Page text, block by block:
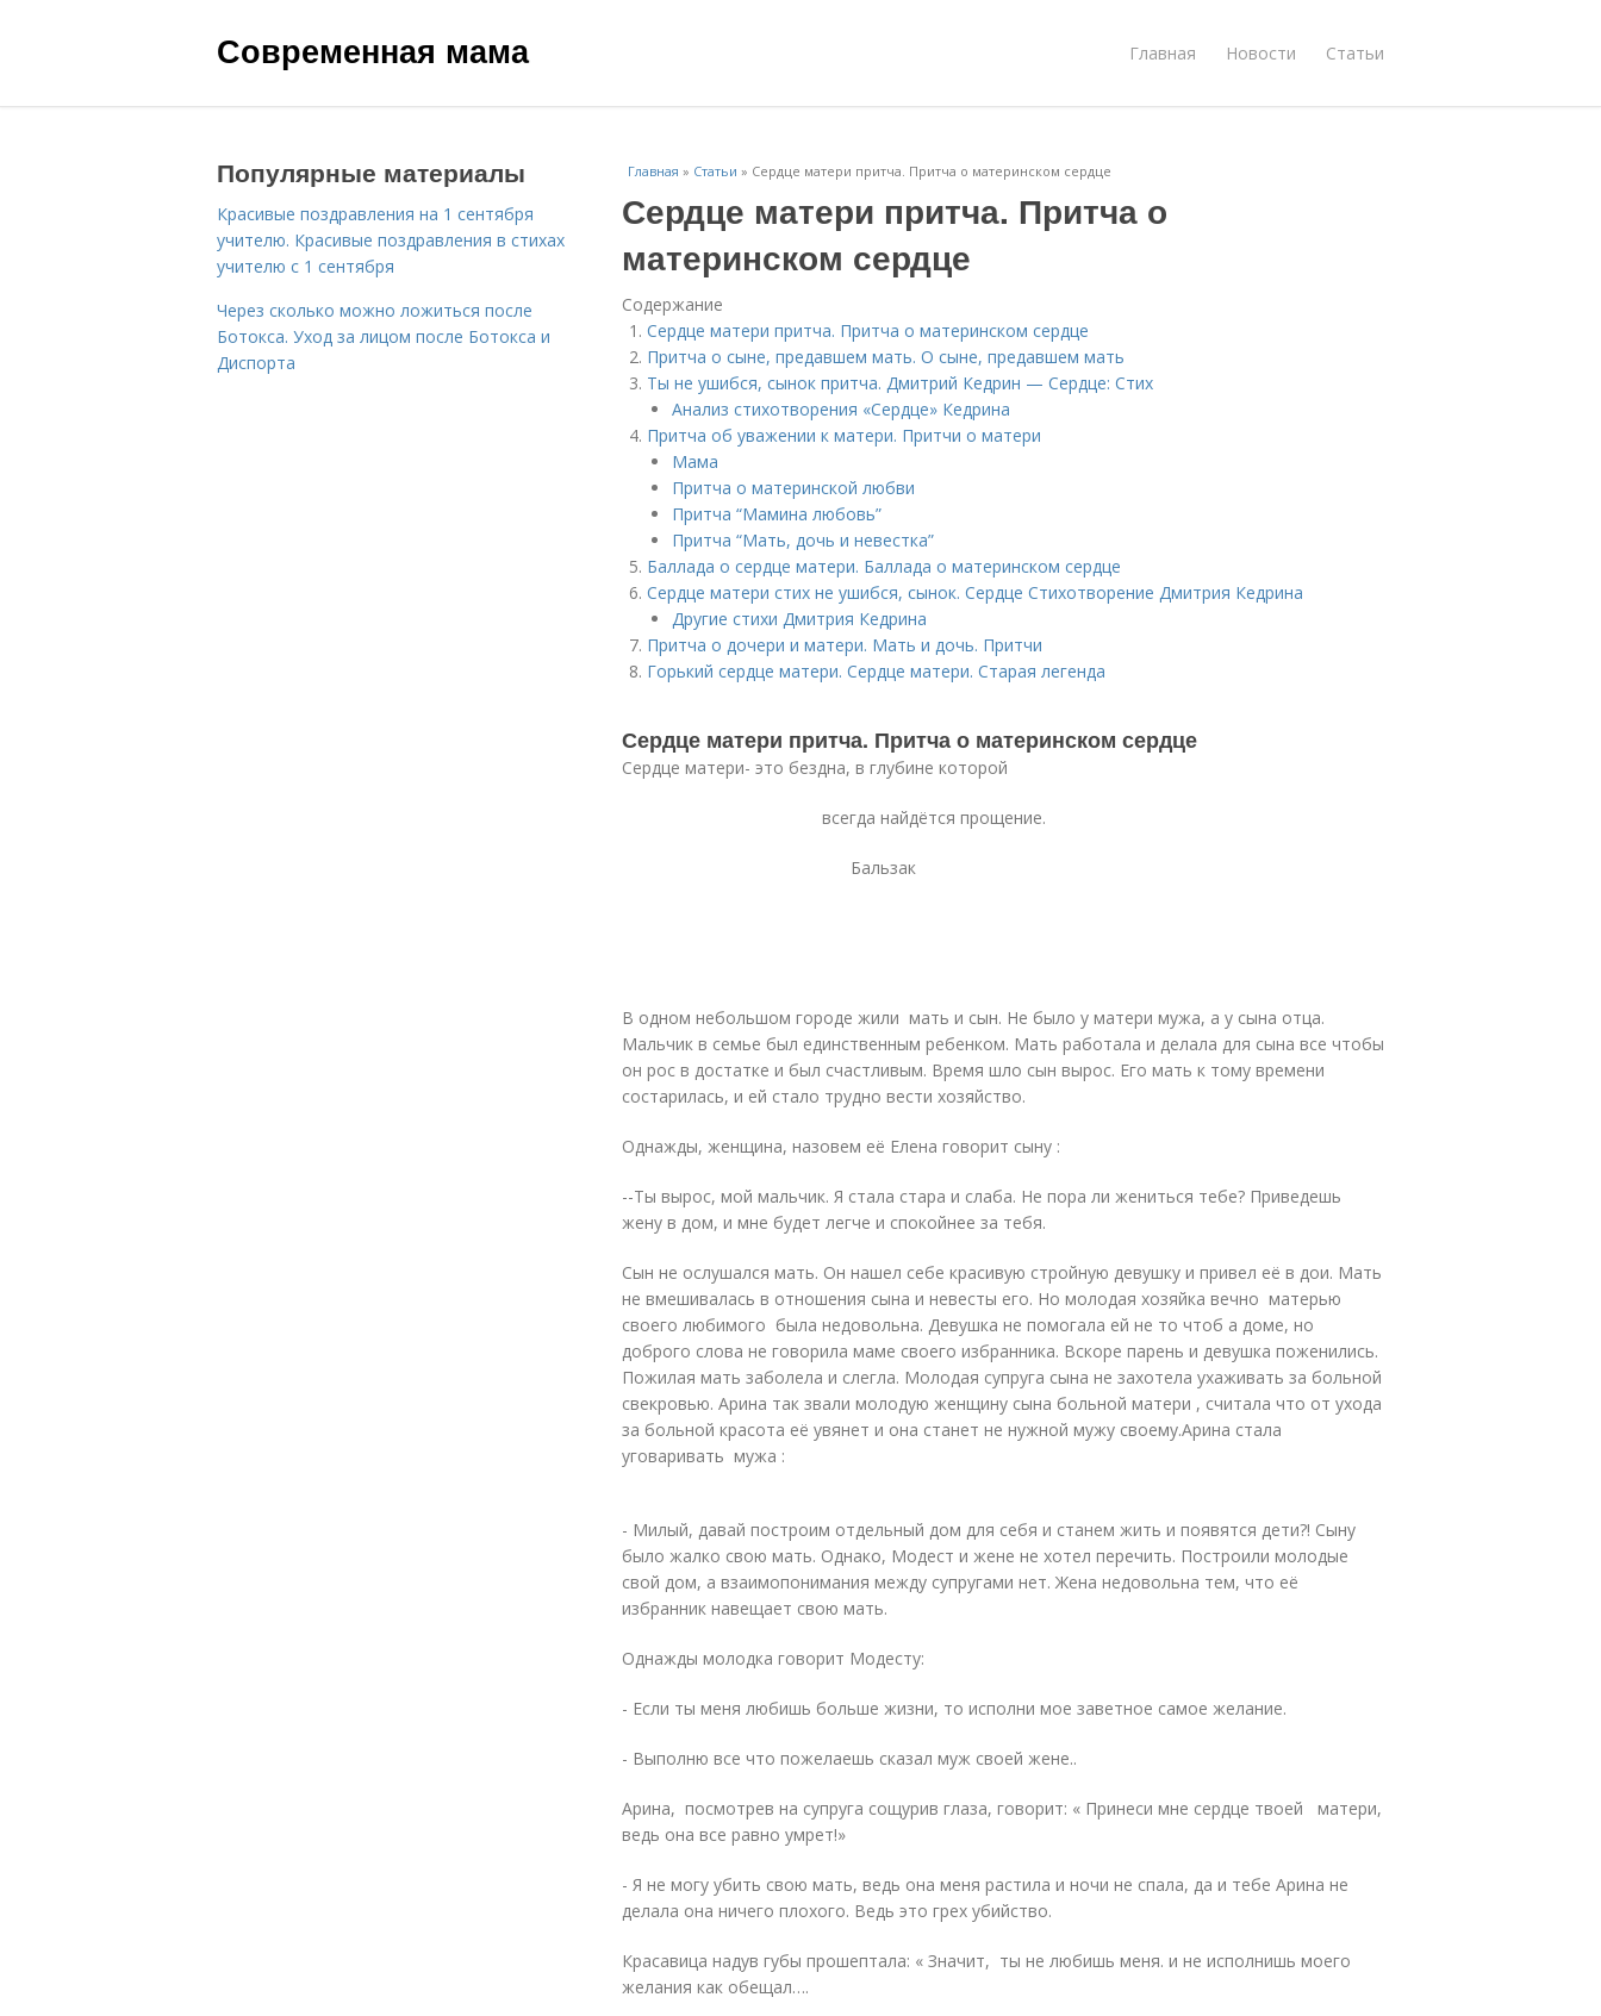
Современная мама Главная Новости Статьи
Главная » Статьи » Сердце матери притча. Притча о материнском сердце
Сердце матери притча. Притча о
материнском сердце
Содержание
Сердце матери притча. Притча о материнском сердце
Притча о сыне, предавшем мать. О сыне, предавшем мать
Ты не ушибся, сынок притча. Дмитрий Кедрин — Сердце: Стих
Анализ стихотворения «Сердце» Кедрина
Притча об уважении к матери. Притчи о матери
Мама
Притча о материнской любви
Притча “Мамина любовь”
Притча “Мать, дочь и невестка”
Баллада о сердце матери. Баллада о материнском сердце
Сердце матери стих не ушибся, сынок. Сердце Стихотворение Дмитрия Кедрина
Другие стихи Дмитрия Кедрина
Притча о дочери и матери. Мать и дочь. Притчи
Горький сердце матери. Сердце матери. Старая легенда
Сердце матери притча. Притча о материнском сердце
Сердце матери- это бездна, в глубине которой
всегда найдётся прощение.
Бальзак
В одном небольшом городе жили мать и сын. Не было у матери мужа, а у сына отца.
Мальчик в семье был единственным ребенком. Мать работала и делала для сына все чтобы
он рос в достатке и был счастливым. Время шло сын вырос. Его мать к тому времени
состарилась, и ей стало трудно вести хозяйство.
Однажды, женщина, назовем её Елена говорит сыну :
--Ты вырос, мой мальчик. Я стала стара и слаба. Не пора ли жениться тебе? Приведешь
жену в дом, и мне будет легче и спокойнее за тебя.
Сын не ослушался мать. Он нашел себе красивую стройную девушку и привел её в дои. Мать
не вмешивалась в отношения сына и невесты его. Но молодая хозяйка вечно матерью
своего любимого была недовольна. Девушка не помогала ей не то чтоб а доме, но
доброго слова не говорила маме своего избранника. Вскоре парень и девушка поженились.
Пожилая мать заболела и слегла. Молодая супруга сына не захотела ухаживать за больной
свекровью. Арина так звали молодую женщину сына больной матери , считала что от ухода
за больной красота её увянет и она станет не нужной мужу своему.Арина стала
уговаривать мужа :
- Милый, давай построим отдельный дом для себя и станем жить и появятся дети?! Сыну
было жалко свою мать. Однако, Модест и жене не хотел перечить. Построили молодые
свой дом, а взаимопонимания между супругами нет. Жена недовольна тем, что её
избранник навещает свою мать.
Однажды молодка говорит Модесту:
- Если ты меня любишь больше жизни, то исполни мое заветное самое желание.
- Выполню все что пожелаешь сказал муж своей жене..
Арина, посмотрев на супруга сощурив глаза, говорит: « Принеси мне сердце твоей матери,
ведь она все равно умрет!»
- Я не могу убить свою мать, ведь она меня растила и ночи не спала, да и тебе Арина не
делала она ничего плохого. Ведь это грех убийство.
Красавица надув губы прошептала: « Значит, ты не любишь меня. и не исполнишь моего
желания как обещал….
Популярные материалы
Красивые поздравления на 1 сентября
учителю. Красивые поздравления в стихах
учителю с 1 сентября
Через сколько можно ложиться после
Ботокса. Уход за лицом после Ботокса и
Диспорта